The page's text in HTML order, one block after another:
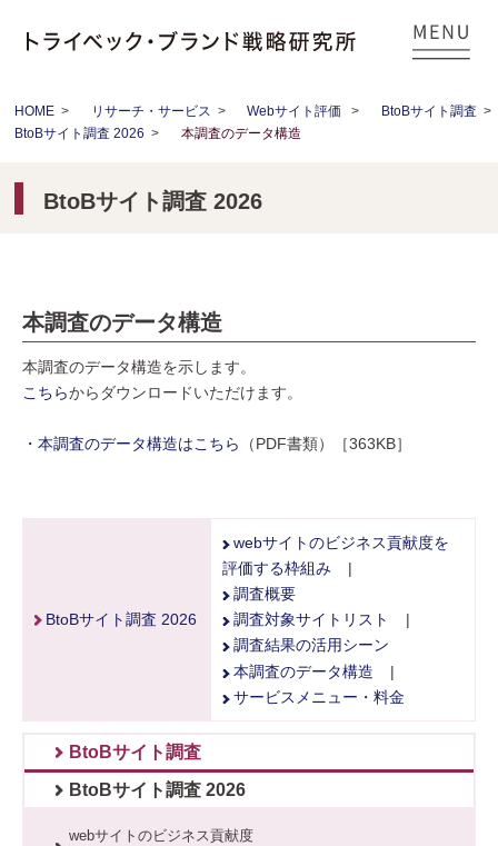
HOME > リサーチ・サービス > Webサイト評価 > BtoBサイト調査 >
BtoBサイト調査 2026 > 本調査のデータ構造
BtoBサイト調査 2026
本調査のデータ構造
本調査のデータ構造を示します。
こちらからダウンロードいただけます。
・本調査のデータ構造はこちら （PDF書類）［363KB］
BtoBサイト調査 2026
webサイトのビジネス貢献度を
評価する枠組み
|
調査概要
調査対象サイトリスト
|
調査結果の活用シーン
本調査のデータ構造
|
サービスメニュー・料金
BtoBサイト調査
BtoBサイト調査 2026
webサイトのビジネス貢献度